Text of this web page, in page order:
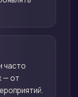
часто
— от